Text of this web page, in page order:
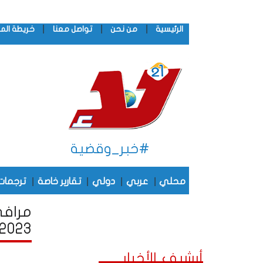
الرئيسية من نحن تواصل معنا خريطة
#خبر_وقضية
محلي عربي دولي تقارير خاصة
2023
أرشيف الأخبار